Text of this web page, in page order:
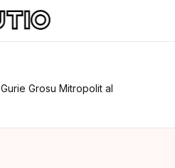
Gurie Grosu Mitropolit al